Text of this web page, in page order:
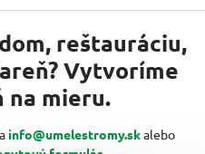
reštauráciu,
Vytvoríme
na mieru.
info@umelestromy.skalebo